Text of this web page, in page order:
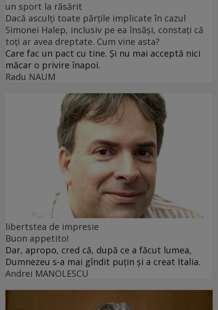
un sport la răsărit
Dacă asculți toate părțile implicate în cazul
Simonei Halep, inclusiv pe ea însăși, constați că
toți ar avea dreptate. Cum vine asta?
Care fac un pact cu tine. Și nu mai acceptă nici
măcar o privire înapoi.
Radu NAUM
libertstea de impresie
Buon appetito!
Dar, apropo, cred că, după ce a făcut lumea,
Dumnezeu s-a mai gîndit puțin și a creat Italia.
Andrei MANOLESCU